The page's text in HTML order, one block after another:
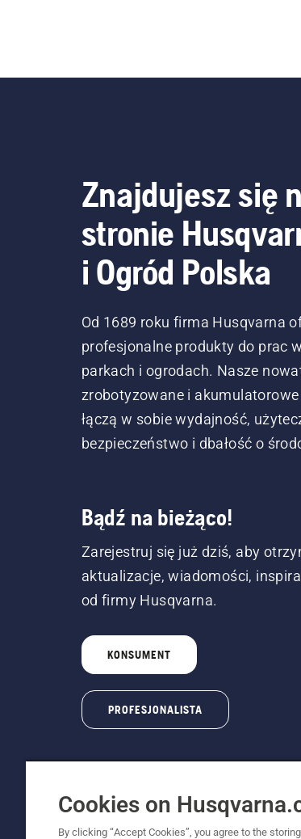
Znajdujesz się
stronie
i Ogród Polska
Od 1689 roku firma Husqvarna
profesjonalne produkty do prac
parkach i ogrodach. Nasze
zrobotyzowane i
łączą w sobie wydajność,
bezpieczeństwo i dbałość o
Bądź na bieżąco!
Zarejestruj się już dziś, aby
aktualizacje, wiadomości,
od firmy Husqvarna.
KONSUMENT
PROFESJONALISTA
Cookies on
By clicking “Accept Cookies”, you agree to the